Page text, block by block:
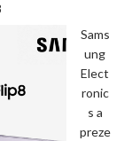
Sams
ung
Elect
ronic
s a
preze